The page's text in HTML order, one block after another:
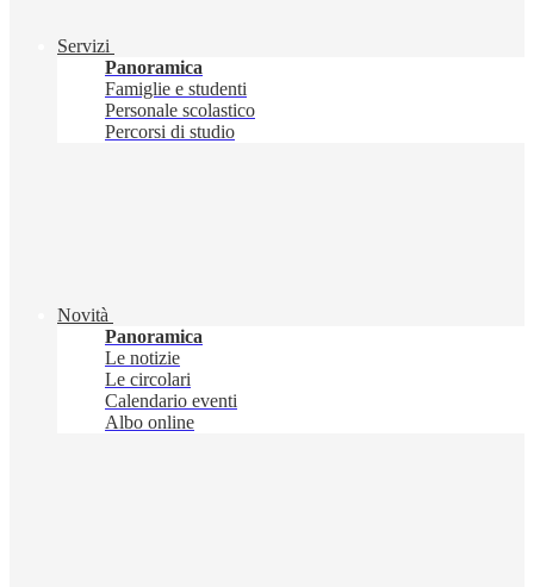
Servizi
Panoramica
Famiglie e studenti
Personale scolastico
Percorsi di studio
Novità
Panoramica
Le notizie
Le circolari
Calendario eventi
Albo online